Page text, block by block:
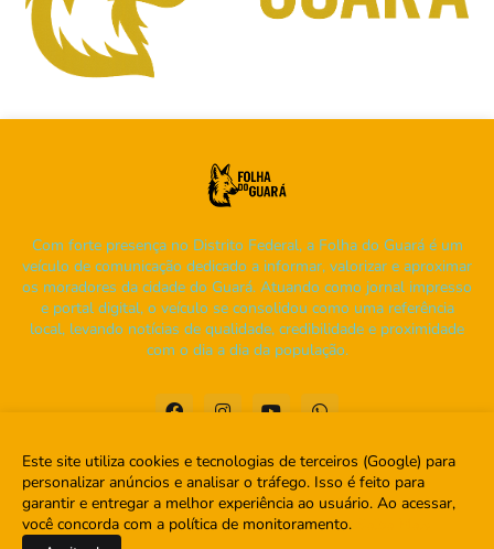
Com forte presença no Distrito Federal, a Folha do Guará é um
veículo de comunicação dedicado a informar, valorizar e aproximar
os moradores da cidade do Guará. Atuando como jornal impresso
e portal digital, o veículo se consolidou como uma referência
local, levando notícias de qualidade, credibilidade e proximidade
com o dia a dia da população.
Home Sobre Contato
Este site utiliza cookies e tecnologias de terceiros (Google) para
personalizar anúncios e analisar o tráfego. Isso é feito para
garantir e entregar a melhor experiência ao usuário. Ao acessar,
você concorda com a política de monitoramento.